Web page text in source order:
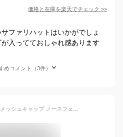
価格と在庫を楽天でチェック >>
ファリハットはいかがでしょ
入ってておしゃれ感あります
めコメント（3件）
【動画あり】不動の定番 メッシュキャップ ノースフェイス 帽子 メンズ レディース THE NORTH FACE ロゴ メッシュキャップ LOGO MESH CAP NN02442 2025春夏新色